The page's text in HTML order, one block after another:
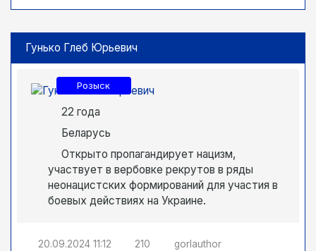
Гунько Глеб Юрьевич
Розыск
22 года
Беларусь
Открыто пропагандирует нацизм,
участвует в вербовке рекрутов в ряды
неонацистских формирований для участия в
боевых действиях на Украине.
20.09.2024 11:12 210
gorlauthor